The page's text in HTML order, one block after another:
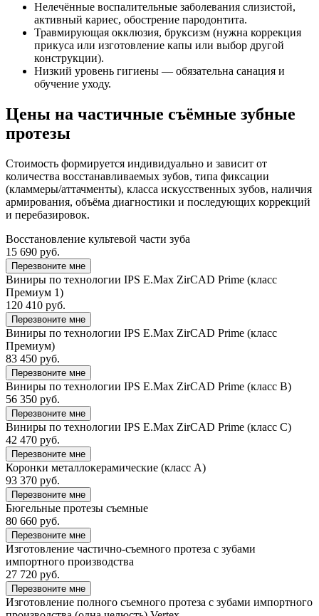
Нелечённые воспалительные заболевания слизистой,
активный кариес, обострение пародонтита.
Травмирующая окклюзия, бруксизм (нужна коррекция
прикуса или изготовление капы или выбор другой
конструкции).
Низкий уровень гигиены — обязательна санация и
обучение уходу.
Цены на частичные съёмные зубные
протезы
Стоимость формируется индивидуально и зависит от
количества восстанавливаемых зубов, типа фиксации
(кламмеры/аттачменты), класса искусственных зубов, наличия
армирования, объёма диагностики и последующих коррекций
и перебазировок.
Восстановление культевой части зуба
15 690 руб.
Перезвоните мне
Виниры по технологии IPS E.Max ZirCAD Prime (класс
Премиум 1)
120 410 руб.
Перезвоните мне
Виниры по технологии IPS E.Max ZirCAD Prime (класс
Премиум)
83 450 руб.
Перезвоните мне
Виниры по технологии IPS E.Max ZirCAD Prime (класс B)
56 350 руб.
Перезвоните мне
Виниры по технологии IPS E.Max ZirCAD Prime (класс C)
42 470 руб.
Перезвоните мне
Коронки металлокерамические (класс А)
93 370 руб.
Перезвоните мне
Бюгельные протезы съемные
80 660 руб.
Перезвоните мне
Изготовление частично-съемного протеза с зубами
импортного производства
27 720 руб.
Перезвоните мне
Изготовление полного съемного протеза с зубами импортного